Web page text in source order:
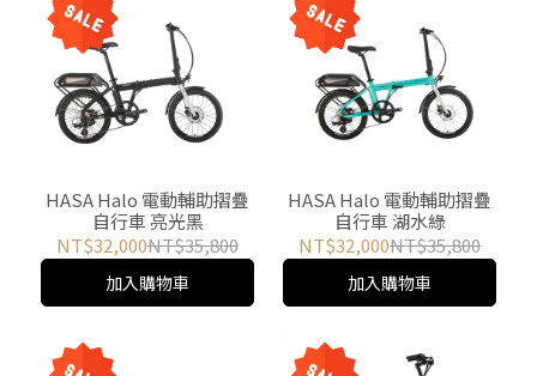
HASA Halo 電動輔助摺疊
自行車 亮光黑
NT$32,000NT$35,800
加入購物車
HASA Halo 電動輔助摺疊
自行車 湖水綠
NT$32,000NT$35,800
加入購物車